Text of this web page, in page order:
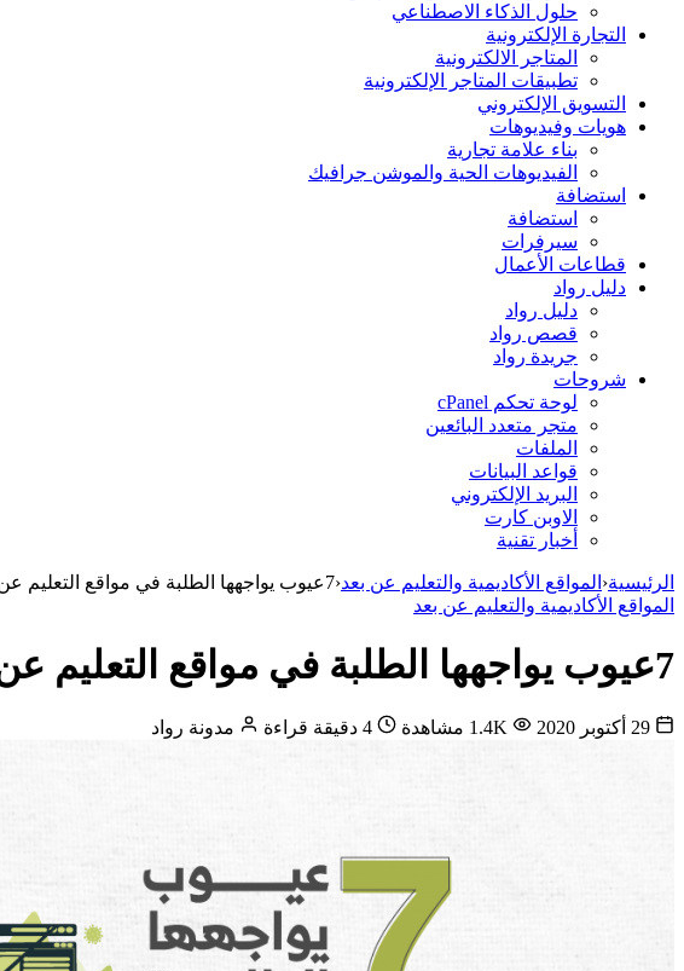
حلول الذكاء الاصطناعي
التجارة الإلكترونية
المتاجر الالكترونية
تطبيقات المتاجر الإلكترونية
التسويق الإلكتروني
هويات وفيديوهات
بناء علامة تجارية
الفيديوهات الحية والموشن جرافيك
استضافة
استضافة
سيرفرات
قطاعات الأعمال
دليل رواد
دليل رواد
قصص رواد
جريدة رواد
شروحات
لوحة تحكم cPanel
متجر متعدد البائعين
الملفات
قواعد البيانات
البريد الإلكتروني
الاوبن كارت
أخبار تقنية
الرئيسية‹ المواقع الأكاديمية والتعليم عن بعد‹7عيوب يواجهها الطلبة في مواقع التعليم عن بعد عليك تجنبها عند إنشاء موقعك.
المواقع الأكاديمية والتعليم عن بعد
7عيوب يواجهها الطلبة في مواقع التعليم عن بعد عليك تجنبها عند إنشاء موقعك.
مدونة رواد